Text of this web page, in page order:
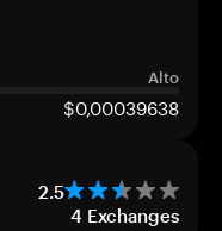
Alto
$0,00039638
2.5
4 Exchanges